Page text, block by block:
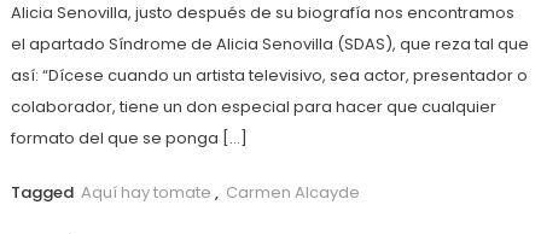
Alicia Senovilla, justo después de su biografía nos encontramos
el apartado Síndrome de Alicia Senovilla (SDAS), que reza tal que
así: “Dícese cuando un artista televisivo, sea actor, presentador o
colaborador, tiene un don especial para hacer que cualquier
formato del que se ponga […]
Tagged Aquí hay tomate , Carmen Alcayde